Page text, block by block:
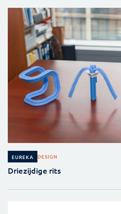
EUREKA DESIGN
Driezijdige rits